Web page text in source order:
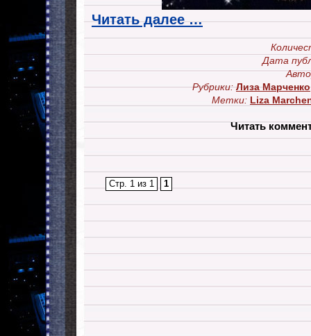
Читать далее …
Дата
Рубрики: Лиза Марченко
Метки: Liza
Читать
Стр. 1 из 1 1